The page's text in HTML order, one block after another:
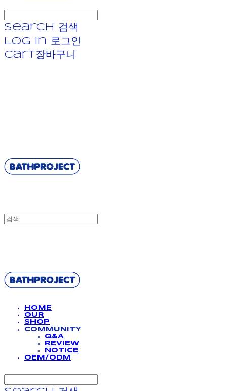
Search
검색
Log In
로그인
Cart장바구니
HOME
OUR
SHOP
COMMUNITY
Q&A
REVIEW
NOTICE
OEM/ODM